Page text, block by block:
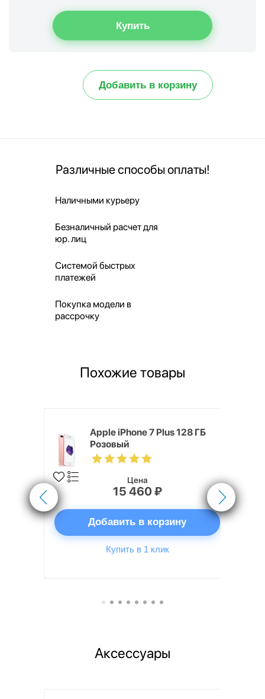
Добавить в корзину
Различные способы оплаты!
Наличными курьеру
Безналичный расчет для
юр. лиц
Системой быстрых
платежей
Покупка модели в
рассрочку
Похожие товары
Apple iPhone 7 Plus 128 ГБ
Розовый
Цена
15 460 ₽
Добавить в корзину
Купить в 1 клик
Аксессуары